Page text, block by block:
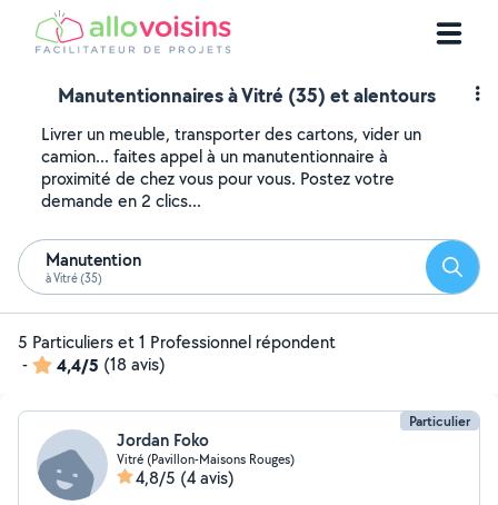
Manutentionnaires à Vitré (35) et alentours
Livrer un meuble, transporter des cartons, vider un
camion... faites appel à un manutentionnaire à
proximité de chez vous pour vous. Postez votre
demande en 2 clics...
Manutention
à Vitré (35)
5 Particuliers et 1 Professionnel répondent
-
4,4/5 (18 avis)
Particulier
Jordan Foko
Vitré (Pavillon-Maisons Rouges)
4,8/5 (4 avis)